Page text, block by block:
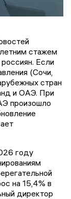
стажем
Если
(Сочи,
стран
и ОАЭ. При
произошло
году
на 15,4% в
директор